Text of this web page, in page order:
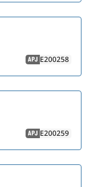
APJ E200258
APJ E200259